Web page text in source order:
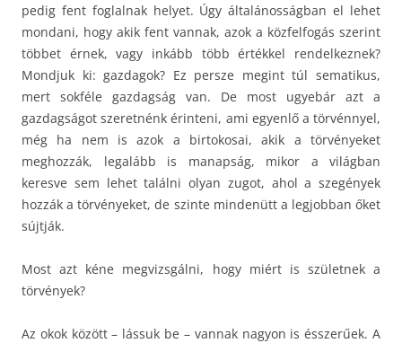
pedig fent foglalnak helyet. Úgy általánosságban el lehet
mondani, hogy akik fent vannak, azok a közfelfogás szerint
többet érnek, vagy inkább több értékkel rendelkeznek?
Mondjuk ki: gazdagok? Ez persze megint túl sematikus,
mert sokféle gazdagság van. De most ugyebár azt a
gazdagságot szeretnénk érinteni, ami egyenlő a törvénnyel,
még ha nem is azok a birtokosai, akik a törvényeket
meghozzák, legalább is manapság, mikor a világban
keresve sem lehet találni olyan zugot, ahol a szegények
hozzák a törvényeket, de szinte mindenütt a legjobban őket
sújtják.
Most azt kéne megvizsgálni, hogy miért is születnek a
törvények?
Az okok között – lássuk be – vannak nagyon is ésszerűek. A